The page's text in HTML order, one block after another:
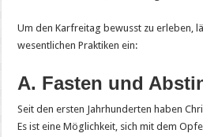
Um den Karfreitag bewusst zu erleben,
wesentlichen Praktiken ein:
A. Fasten und
Seit den ersten Jahrhunderten haben
Es ist eine Möglichkeit, sich mit dem